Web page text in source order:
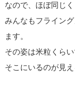
なので、ほぼ同じく
みんなもフライン
ます。
その姿は米粒くら
そこにいるのが見